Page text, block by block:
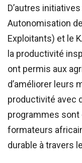
D’autres
Autonomisation
Exploitants) et le
la productivité
ont permis aux
d’améliorer leurs
productivité avec
programmes sont
formateurs
durable à travers